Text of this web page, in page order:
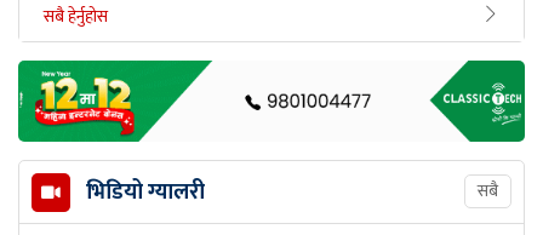
सबै हेर्नुहोस
भिडियो ग्यालरी सबै